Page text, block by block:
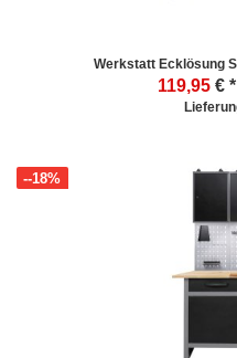
Werkstatt Ecklösung
119,95 € *
--18%